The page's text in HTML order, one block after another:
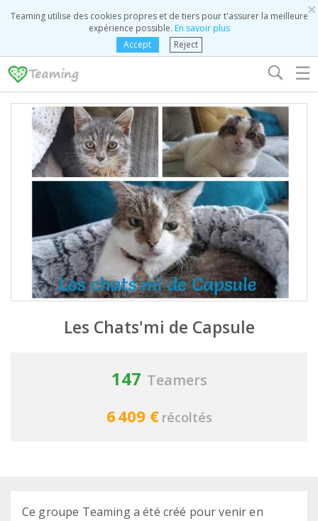
×
Teaming utilise des cookies propres et de tiers pour t'assurer la meilleure
expérience possible. En savoir plus
Accept
Reject
☰
Les Chats'mi de Capsule
147 Teamers
6 409 € récoltés
Ce groupe Teaming a été créé pour venir en